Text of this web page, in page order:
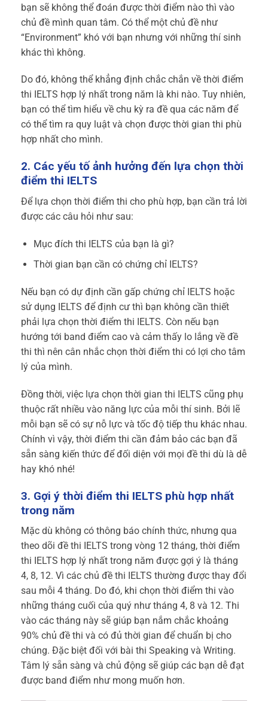
bạn sẽ không thể đoán được thời điểm nào thì vào
chủ đề mình quan tâm. Có thể một chủ đề như
“Environment” khó với bạn nhưng với những thí sinh
khác thì không.
Do đó, không thể khẳng định chắc chắn về thời điểm
thi IELTS hợp lý nhất trong năm là khi nào. Tuy nhiên,
bạn có thể tìm hiểu về chu kỳ ra đề qua các năm để
có thể tìm ra quy luật và chọn được thời gian thi phù
hợp nhất cho mình.
2. Các yếu tố ảnh hưởng đến lựa chọn thời
điểm thi IELTS
Để lựa chọn thời điểm thi cho phù hợp, bạn cần trả lời
được các câu hỏi như sau:
Mục đích thi IELTS của bạn là gì?
Thời gian bạn cần có chứng chỉ IELTS?
Nếu bạn có dự định cần gấp chứng chỉ IELTS hoặc
sử dụng IELTS để định cư thì bạn không cần thiết
phải lựa chọn thời điểm thi IELTS. Còn nếu bạn
hướng tới band điểm cao và cảm thấy lo lắng về đề
thi thì nên cân nhắc chọn thời điểm thi có lợi cho tâm
lý của mình.
Đồng thời, việc lựa chọn thời gian thi IELTS cũng phụ
thuộc rất nhiều vào năng lực của mỗi thí sinh. Bởi lẽ
mỗi bạn sẽ có sự nỗ lực và tốc độ tiếp thu khác nhau.
Chính vì vậy, thời điểm thi cần đảm bảo các bạn đã
sẵn sàng kiến thức để đối diện với mọi đề thi dù là dễ
hay khó nhé!
3. Gợi ý thời điểm thi IELTS phù hợp nhất
trong năm
Mặc dù không có thông báo chính thức, nhưng qua
theo dõi đề thi IELTS trong vòng 12 tháng, thời điểm
thi IELTS hợp lý nhất trong năm được gợi ý là tháng
4, 8, 12. Vì các chủ đề thi IELTS thường được thay đổi
sau mỗi 4 tháng. Do đó, khi chọn thời điểm thi vào
những tháng cuối của quý như tháng 4, 8 và 12. Thi
vào các tháng này sẽ giúp bạn nắm chắc khoảng
90% chủ đề thi và có đủ thời gian để chuẩn bị cho
chúng. Đặc biệt đối với bài thi Speaking và Writing.
Tâm lý sẵn sàng và chủ động sẽ giúp các bạn dễ đạt
được band điểm như mong muốn hơn.